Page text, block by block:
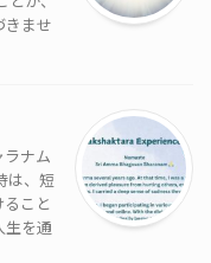
きませ
ナム
は、短
こと
生を通